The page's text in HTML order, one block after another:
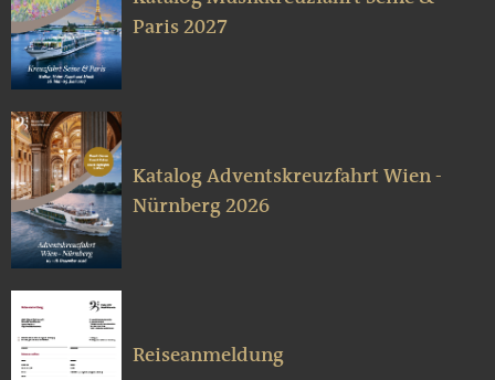
Paris 2027
Katalog Adventskreuzfahrt Wien -
Nürnberg 2026
Reiseanmeldung